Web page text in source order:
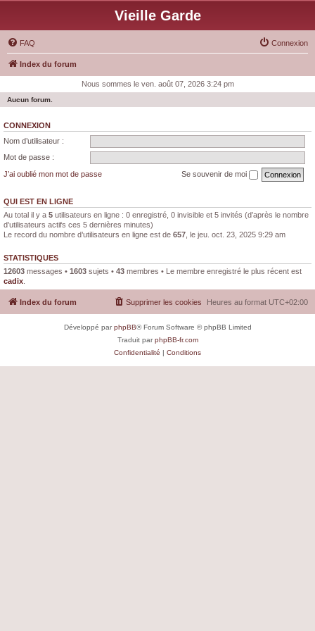
Vieille Garde
FAQ Connexion
Index du forum
Nous sommes le ven. août 07, 2026 3:24 pm
Aucun forum.
CONNEXION
Nom d’utilisateur :
Mot de passe :
J’ai oublié mon mot de passe
Se souvenir de moi
QUI EST EN LIGNE
Au total il y a 5 utilisateurs en ligne : 0 enregistré, 0 invisible et 5 invités (d’après le nombre
d’utilisateurs actifs ces 5 dernières minutes)
Le record du nombre d’utilisateurs en ligne est de 657 , le jeu. oct. 23, 2025 9:29 am
STATISTIQUES
12603 messages • 1603 sujets • 43 membres • Le membre enregistré le plus récent est
cadix
Index du forum Heures au format UTC+02:00
Supprimer les cookies
Développé parphpBB® Forum Software © phpBB Limited
Traduit parphpBB-fr.com
Confidentialité | Conditions